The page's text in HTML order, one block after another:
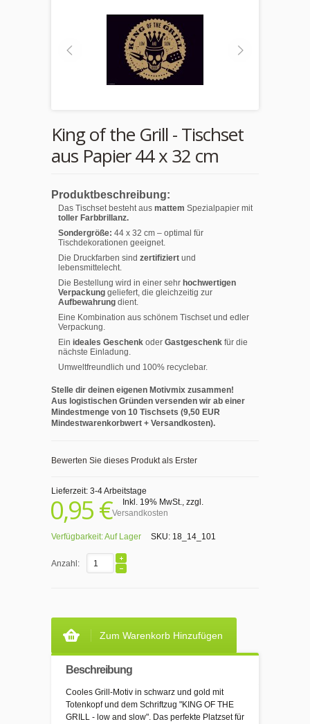
King of the Grill - Tischset
aus Papier 44 x 32 cm
Produktbeschreibung:
Das Tischset besteht aus mattem Spezialpapier mit
toller Farbbrillanz.
Sondergröße: 44 x 32 cm – optimal für
Tischdekorationen geeignet.
Die Druckfarben sind zertifiziert und
lebensmittelecht.
Die Bestellung wird in einer sehr hochwertigen
Verpackung geliefert, die gleichzeitig zur
Aufbewahrung dient.
Eine Kombination aus schönem Tischset und edler
Verpackung.
Ein ideales Geschenk oder Gastgeschenk für die
nächste Einladung.
Umweltfreundlich und 100% recyclebar.
Stelle dir deinen eigenen Motivmix zusammen!
Aus logistischen Gründen versenden wir ab einer
Mindestmenge von 10 Tischsets (9,50 EUR
Mindestwarenkorbwert + Versandkosten).
Bewerten Sie dieses Produkt als Erster
Lieferzeit: 3-4 Arbeitstage
0,95 € Inkl. 19% MwSt., zzgl.
Versandkosten
Verfügbarkeit:Auf Lager SKU: 18_14_101
Anzahl:
Zum Warenkorb Hinzufügen
Beschreibung
Cooles Grill-Motiv in schwarz und gold mit
Totenkopf und dem Schriftzug "KING OF THE
GRILL - low and slow". Das perfekte Platzset für